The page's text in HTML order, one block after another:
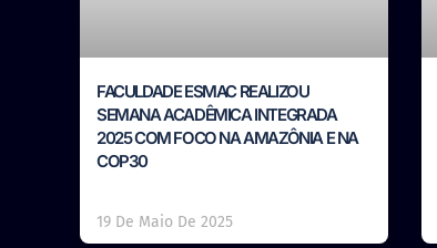
FACULDADE ESMAC REALIZOU
SEMANA ACADÊMICA INTEGRADA
2025 COM FOCO NA AMAZÔNIA E NA
COP30
19 De Maio De 2025